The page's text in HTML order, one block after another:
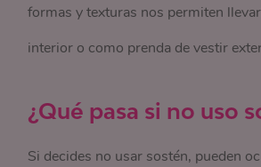
formas y texturas nos permiten
interior o como prenda de vestir
¿Qué pasa si no uso
Si decides no usar sostén, pueden